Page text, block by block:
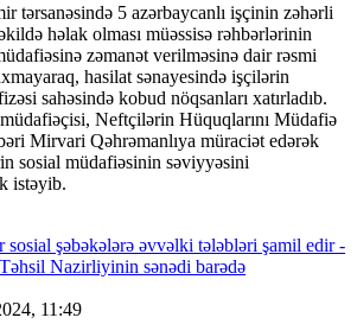
tərsanəsində 5 azərbaycanlı işçinin zəhərli
həlak olması müəssisə rəhbərlərinin
zəmanət verilməsinə dair rəsmi
hasilat sənayesində işçilərin
sahəsində kobud nöqsanları xatırladıb.
Neftçilərin Hüquqlarını Müdafiə
Mirvari Qəhrəmanlıya müraciət edərək
sosial müdafiəsinin səviyyəsini
istəyib.
11:49